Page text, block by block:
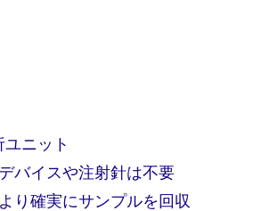
ニット
バイスや注射針は不要
り確実にサンプルを回収